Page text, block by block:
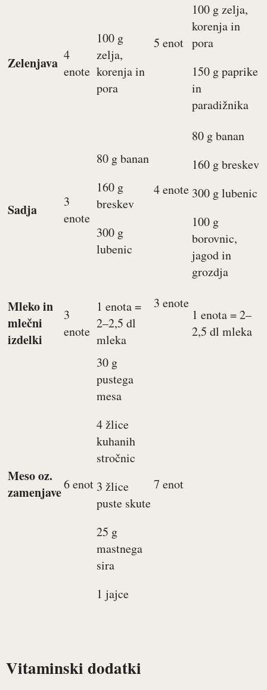
Zelenjava 4
enote
100 g
zelja,
korenja in
pora
5 enot
100 g zelja,
korenja in
pora
150 g paprike
in
paradižnika
Sadja
3
enote
80 g banan
160 g
breskev
300 g
lubenic
4 enote
80 g banan
160 g breskev
300 g lubenic
100 g
borovnic,
jagod in
grozdja
Mleko in
mlečni
izdelki
3
enote
1 enota =
2–2,5 dl
mleka
3 enote
1 enota = 2–
2,5 dl mleka
Meso oz.
zamenjave6 enot
30 g
pustega
mesa
4 žlice
kuhanih
stročnic
3 žlice
puste skute
25 g
mastnega
sira
1 jajce
7 enot
Vitaminski dodatki